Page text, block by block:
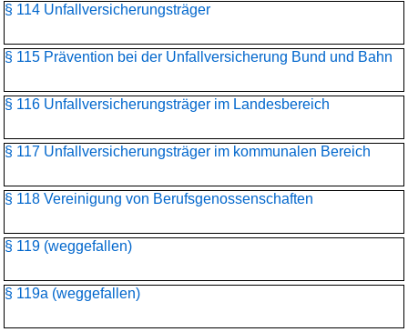
§ 114 Unfallversicherungsträger
§ 115 Prävention bei der Unfallversicherung Bund und Bahn
§ 116 Unfallversicherungsträger im Landesbereich
§ 117 Unfallversicherungsträger im kommunalen Bereich
§ 118 Vereinigung von Berufsgenossenschaften
§ 119 (weggefallen)
§ 119a (weggefallen)